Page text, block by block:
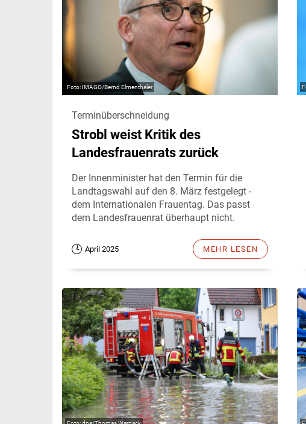
IMAGO/Bernd Elmenthaler
Terminüberschneidung
Strobl weist Kritik des
Landesfrauenrats zurück
Der Innenminister hat den Termin für die
Landtagswahl auf den 8. März festgelegt -
dem Internationalen Frauentag. Das passt
dem Landesfrauenrat überhaupt nicht.
April 2025 MEHR LESEN